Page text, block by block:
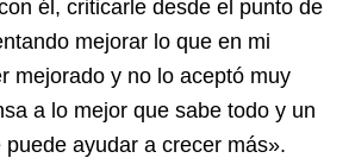
él, criticarle desde el punto de
mejorar lo que en mi
mejorado y no lo aceptó muy
a lo mejor que sabe todo y un
ayudar a crecer más».